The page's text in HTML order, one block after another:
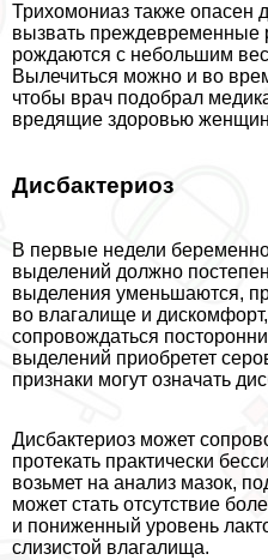
Трихомониаз также опасен
вызвать преждевременные
рождаются с небольшим
Вылечиться можно и во
чтобы врач подобрал
вредящие здоровью
Дисбактериоз
В первые недели
выделений должно
выделения уменьшаются,
во влагалище и
сопровождаться
выделений приобретет
признаки могут означать
Дисбактериоз может
протекать пpaктически
возьмет на анализ мaзoк,
может стать отсутствие
и пониженный уровень
слизистой влагалища.